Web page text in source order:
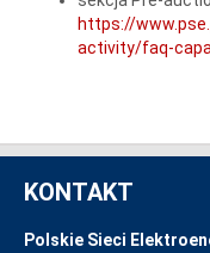
https://
activity/faq-
KONTAKT
Polskie Sieci